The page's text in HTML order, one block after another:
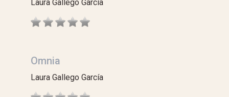
Laura Gallego García
Omnia
Laura Gallego García